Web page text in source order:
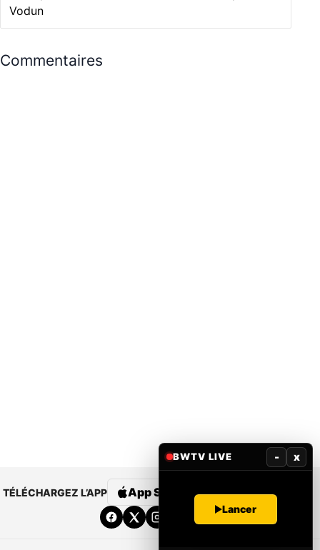
Vodun
Commentaires
TÉLÉCHARGEZ L’APP App Store Google Play
BWTV LIVE - x
Lancer